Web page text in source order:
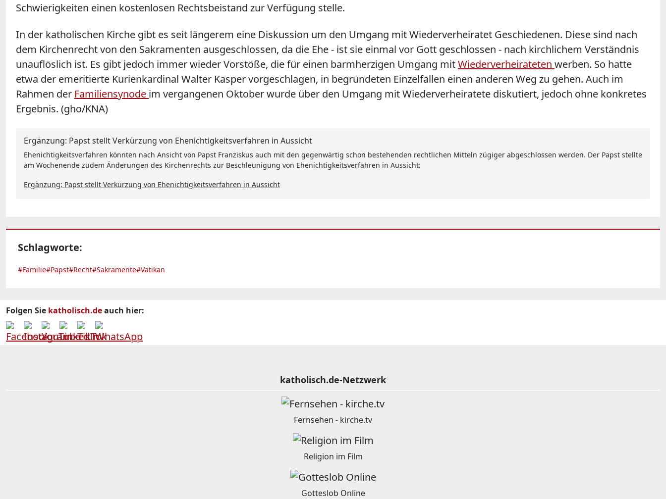
Schwierigkeiten einen kostenlosen Rechtsbeistand zur Verfügung stelle.
In der katholischen Kirche gibt es seit längerem eine Diskussion um den Umgang mit Wiederverheiratet Geschiedenen. Diese sind nach
dem Kirchenrecht von den Sakramenten ausgeschlossen, da die Ehe - ist sie einmal vor Gott geschlossen - nach kirchlichem Verständnis
unauflöslich ist. Es gibt jedoch immer wieder Vorstöße, die für einen barmherzigen Umgang mitWiederverheirateten werben. So hatte
etwa der emeritierte Kurienkardinal Walter Kasper vorgeschlagen, in begründeten Einzelfällen einen anderen Weg zu gehen. Auch im
Rahmen der Familiensynode im vergangenen Oktober wurde über den Umgang mit Wiederverheiratete diskutiert, jedoch ohne konkretes
Ergebnis. (gho/KNA)
Ergänzung: Papst stellt Verkürzung von Ehenichtigkeitsverfahren in Aussicht
Ehenichtigkeitsverfahren könnten nach Ansicht von Papst Franziskus auch mit den gegenwärtig schon bestehenden rechtlichen Mitteln zügiger abgeschlossen werden. Der Papst stellte
am Wochenende zudem Änderungen des Kirchenrechts zur Beschleunigung von Ehenichtigkeitsverfahren in Aussicht:
Ergänzung: Papst stellt Verkürzung von Ehenichtigkeitsverfahren in Aussicht
Schlagworte:
#Familie#Papst#Recht#Sakramente#Vatikan
Folgen Sie katholisch.deauch hier:
katholisch.de-Netzwerk
Fernsehen - kirche.tv
Religion im Film
Gotteslob Online